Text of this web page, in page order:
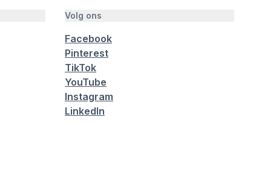
Volg ons
Facebook
Pinterest
TikTok
YouTube
Instagram
LinkedIn